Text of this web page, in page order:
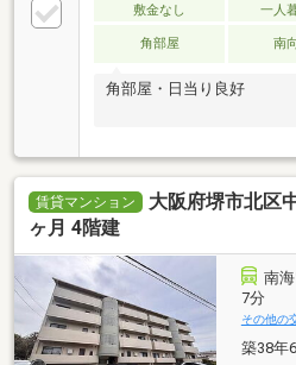
敷金なし 一人
角部屋 南
角部屋・日当り良好
賃貸マンション
大阪府堺市北区
ヶ月 4階建
南
7分
その他の
築38年